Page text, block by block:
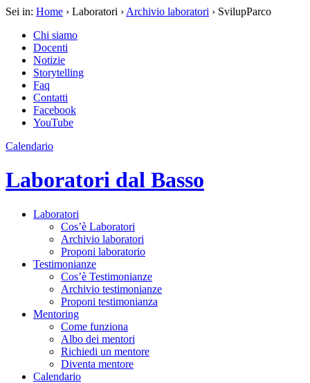
Sei in: Home › Laboratori › Archivio laboratori › SvilupParco
Chi siamo
Docenti
Notizie
Storytelling
Faq
Contatti
Facebook
YouTube
Calendario
Laboratori dal Basso
Laboratori
Cos’è Laboratori
Archivio laboratori
Proponi laboratorio
Testimonianze
Cos’è Testimonianze
Archivio testimonianze
Proponi testimonianza
Mentoring
Come funziona
Albo dei mentori
Richiedi un mentore
Diventa mentore
Calendario